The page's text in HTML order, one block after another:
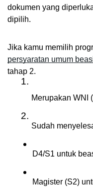
dokumen yang
dipilih.
persyaratan umum
tahap 2.
Merupakan WNI
Sudah
D4/S1 untuk
Magister (S2)